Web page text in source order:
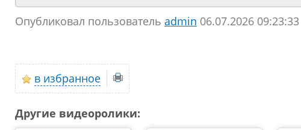
Опубликовал пользователь аdmin 06.07.2026 09:23:33
в избранное
Другие видеоролики: